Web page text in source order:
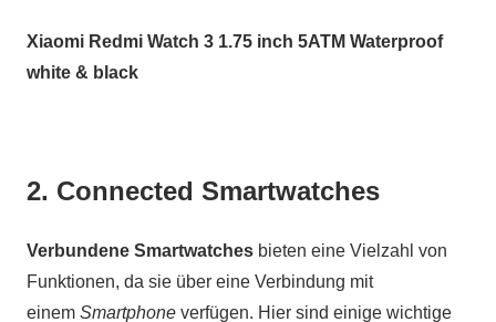
Xiaomi Redmi Watch 3 1.75 inch 5ATM Waterproof
white & black
2. Connected Smartwatches
Verbundene Smartwatches bieten eine Vielzahl von
Funktionen, da sie über eine Verbindung mit
einem Smartphone verfügen. Hier sind einige wichtige